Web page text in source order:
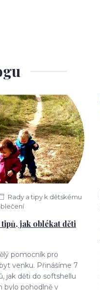
Rady a tipy k dětskému
jak oblékat děti
pomocník pro
venku. Přinášíme 7
jak děti do softshellu
bylo pohodlně v